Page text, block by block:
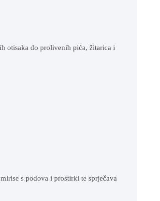
otisaka do prolivenih pića, žitarica i
s podova i prostirki te sprječava